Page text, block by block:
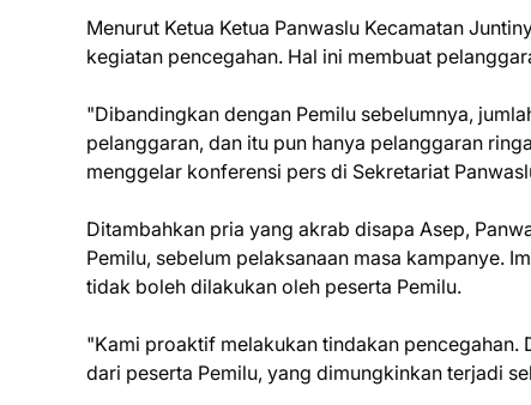
Menurut Ketua Ketua Panwaslu Kecamatan
kegiatan pencegahan. Hal ini membuat
"Dibandingkan dengan Pemilu sebelumnya,
pelanggaran, dan itu pun hanya pelanggaran
menggelar konferensi pers di Sekretariat
Ditambahkan pria yang akrab disapa Asep,
Pemilu, sebelum pelaksanaan masa kampanye.
tidak boleh dilakukan oleh peserta Pemilu.
"Kami proaktif melakukan tindakan
dari peserta Pemilu, yang dimungkinkan terjadi